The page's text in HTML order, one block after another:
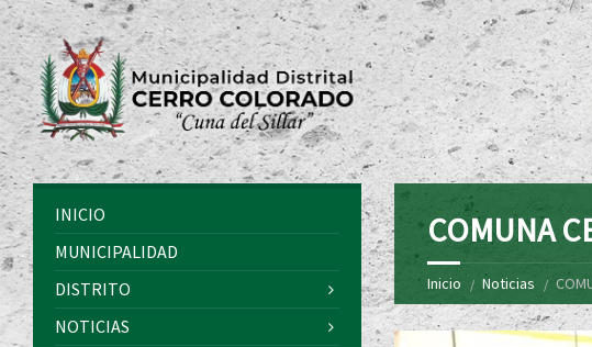
COMUNA
Inicio Noticias
INICIO
MUNICIPALIDAD
DISTRITO
NOTICIAS